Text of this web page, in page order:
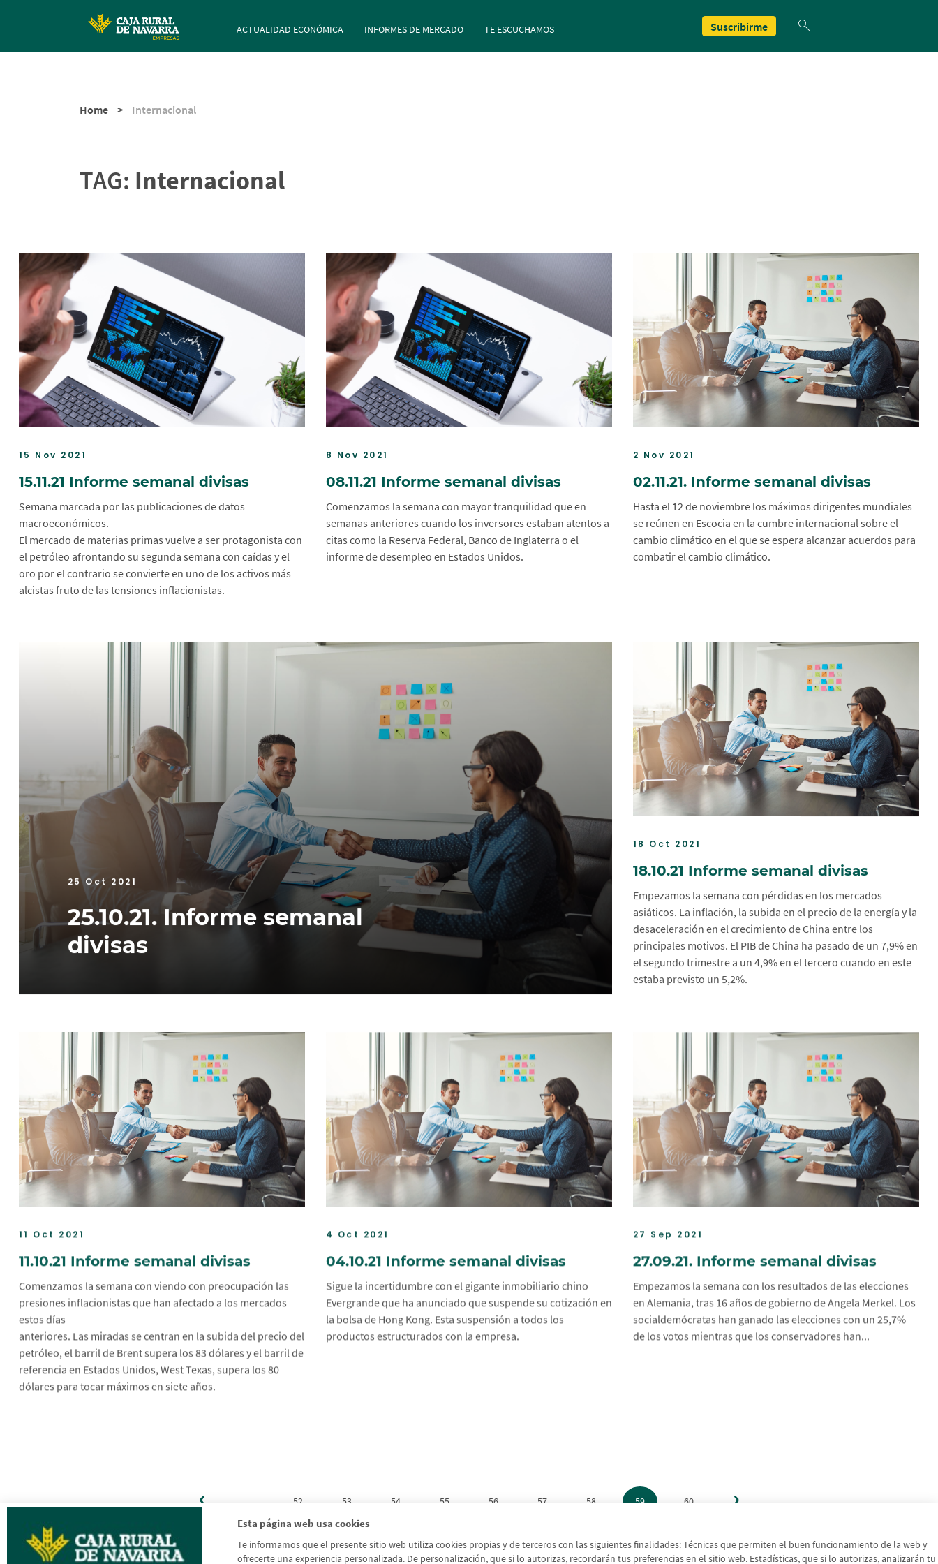
Esta página web usa cookies
Te informamos que el presente sitio web utiliza cookies propias y de terceros con las siguientes finalidades: Técnicas que permiten el buen funcionamiento de la web y
ofrecerte una experiencia personalizada. De personalización, que si lo autorizas, recordarán tus preferencias en el sitio web. Estadísticas, que si lo autorizas, analizarán tu
ACTUALIDAD ECONÓMICA INFORMES DE MERCADO TE ESCUCHAMOS Suscribirme
Home > Internacional
TAG: Internacional
15 Nov 2021
15.11.21 Informe semanal divisas
Semana marcada por las publicaciones de datos
macroeconómicos.
El mercado de materias primas vuelve a ser protagonista con
el petróleo afrontando su segunda semana con caídas y el
oro por el contrario se convierte en uno de los activos más
alcistas fruto de las tensiones inflacionistas.
8 Nov 2021
08.11.21 Informe semanal divisas
Comenzamos la semana con mayor tranquilidad que en
semanas anteriores cuando los inversores estaban atentos a
citas como la Reserva Federal, Banco de Inglaterra o el
informe de desempleo en Estados Unidos.
2 Nov 2021
02.11.21. Informe semanal divisas
Hasta el 12 de noviembre los máximos dirigentes mundiales
se reúnen en Escocia en la cumbre internacional sobre el
cambio climático en el que se espera alcanzar acuerdos para
combatir el cambio climático.
25 Oct 2021
25.10.21. Informe semanal
divisas
18 Oct 2021
18.10.21 Informe semanal divisas
Empezamos la semana con pérdidas en los mercados
asiáticos. La inflación, la subida en el precio de la energía y la
desaceleración en el crecimiento de China entre los
principales motivos. El PIB de China ha pasado de un 7,9% en
el segundo trimestre a un 4,9% en el tercero cuando en este
estaba previsto un 5,2%.
11 Oct 2021
11.10.21 Informe semanal divisas
Comenzamos la semana con viendo con preocupación las
presiones inflacionistas que han afectado a los mercados
estos días
anteriores. Las miradas se centran en la subida del precio del
petróleo, el barril de Brent supera los 83 dólares y el barril de
referencia en Estados Unidos, West Texas, supera los 80
dólares para tocar máximos en siete años.
4 Oct 2021
04.10.21 Informe semanal divisas
Sigue la incertidumbre con el gigante inmobiliario chino
Evergrande que ha anunciado que suspende su cotización en
la bolsa de Hong Kong. Esta suspensión a todos los
productos estructurados con la empresa.
27 Sep 2021
27.09.21. Informe semanal divisas
Empezamos la semana con los resultados de las elecciones
en Alemania, tras 16 años de gobierno de Angela Merkel. Los
socialdemócratas han ganado las elecciones con un 25,7%
de los votos mientras que los conservadores han...
‹Página
anterior
… 52 53 54 55 56 57 58 59 60 ›Siguiente
página